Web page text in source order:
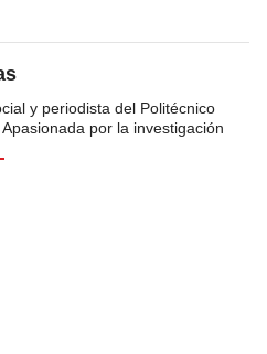
y periodista del Politécnico
por la investigación